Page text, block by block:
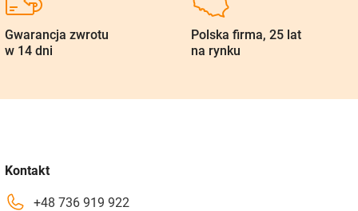
Gwarancja zwrotu
w 14 dni
Polska firma, 25 lat
na rynku
Kontakt
+48 736 919 922